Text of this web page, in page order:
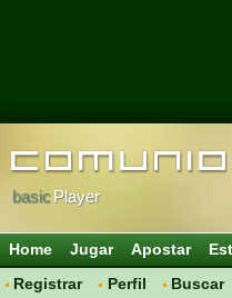
basicPlayer
Home Jugar Apostar
Registrar
Perfil Buscar